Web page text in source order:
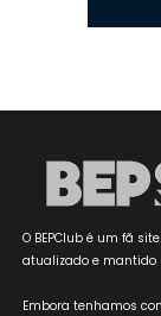
O BEPClub é um fã
atualizado e mantido
Embora tenhamos